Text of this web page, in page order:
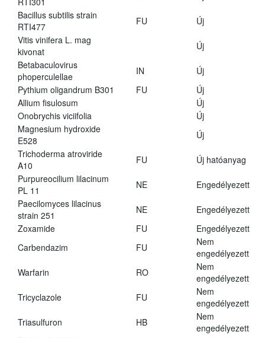
Bacillus subtilis strain
RTI477
FU
Új
Vitis vinifera L. mag
kivonat
Új
Betabaculovirus
phoperculellae
IN
Új
Pythium oligandrum B301
FU
Új
Allium fisulosum
Új
Onobrychis viciifolia
Új
Magnesium hydroxide
E528
Új
Trichoderma atroviride
A10
FU
Új hatóanyag
Purpureocilium lilacinum
PL 11
NE
Engedélyezett
Paecilomyces lilacinus
strain 251
NE
Engedélyezett
Zoxamide
FU
Engedélyezett
Carbendazim
FU
Nem
engedélyezett
Warfarin
RO
Nem
engedélyezett
Tricyclazole
FU
Nem
engedélyezett
Triasulfuron
HB
Nem
engedélyezett